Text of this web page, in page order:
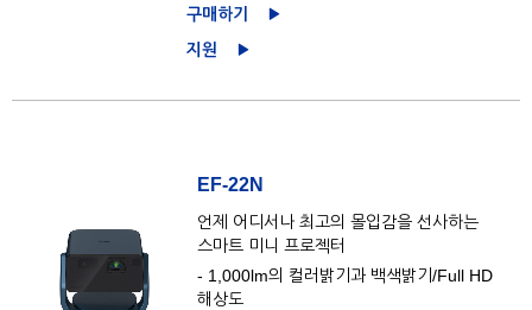
구매하기
지원
EF-22N
언제 어디서나 최고의 몰입감을 선사하는
스마트 미니 프로젝터
- 1,000lm의 컬러밝기과 백색밝기/Full HD
해상도